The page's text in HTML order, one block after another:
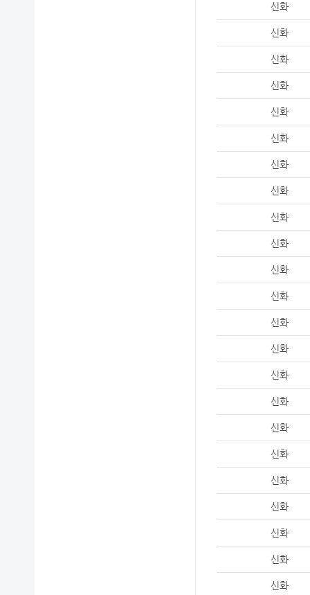
신화
신화
신화
신화
신화
신화
신화
신화
신화
신화
신화
신화
신화
신화
신화
신화
신화
신화
신화
신화
신화
신화
신화